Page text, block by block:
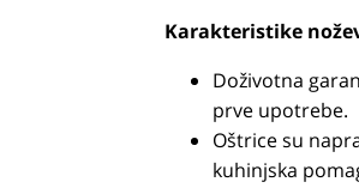
Karakteristike
Doživotna
prve upotrebe.
Oštrice su
kuhinjska